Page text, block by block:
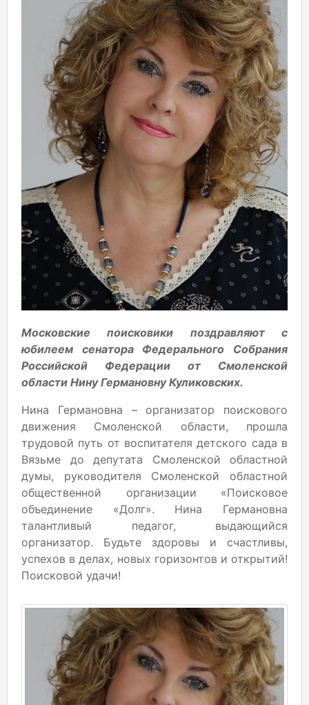
Московские поисковики поздравляют с
юбилеем сенатора Федерального Собрания
Российской Федерации от Смоленской
области Нину Германовну Куликовских.
Нина Германовна – организатор поискового
движения Смоленской области, прошла
трудовой путь от воспитателя детского сада в
Вязьме до депутата Смоленской областной
думы, руководителя Смоленской областной
общественной организации «Поисковое
объединение «Долг». Нина Германовна
талантливый педагог, выдающийся
организатор. Будьте здоровы и счастливы,
успехов в делах, новых горизонтов и открытий!
Поисковой удачи!